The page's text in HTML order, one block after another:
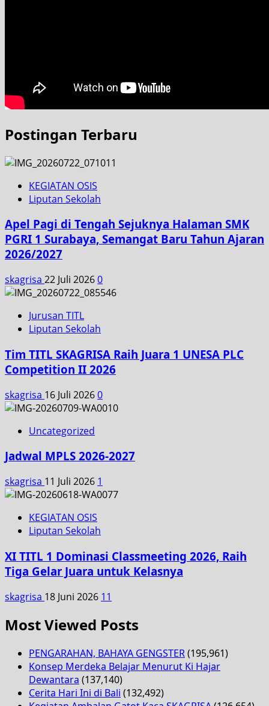
Postingan Terbaru
KEGIATAN OSIS
Liputan Sekolah
Apel Pagi di Tengah Sejuknya Halaman SMK
PGRI 1 Surabaya, Semangat Baru Tahun Ajaran
2026/2027
skagrisa 22 Juli 20260
Jurusan TITL
Liputan Sekolah
Tim TITL SKAGRISA Raih Juara 1 UNESA PLC
Competition II 2026
skagrisa 16 Juli 20260
Uncategorized
Jadwal MPLS 2026-2027
skagrisa 11 Juli 2026 1
KEGIATAN OSIS
Liputan Sekolah
XI TITL 1 Dominasi Classmeeting 2026, Raih
Tiga Gelar Juara untuk Kelasnya
skagrisa 18 Juni 2026 11
Most Viewed Posts
PENGARAHAN, BAHAYA GENGSTER(195,961)
Konsep Merdeka Belajar Menurut Ki Hajar
Dewantara (137,140)
Cerita Hari Ini di Bali (132,492)